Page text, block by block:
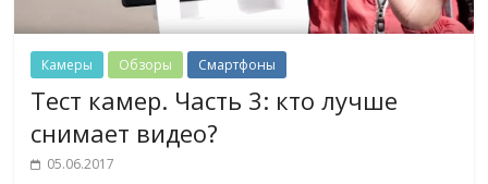
Камеры Обзоры Смартфоны
Тест камер. Часть 3: кто лучше
снимает видео?
05.06.2017